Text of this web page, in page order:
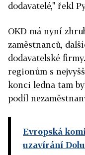
dodavatelé," řekl
OKD má nyní
zaměstnanců,
dodavatelské
regionům s
konci ledna tam
podíl
Evropská
uzavírání